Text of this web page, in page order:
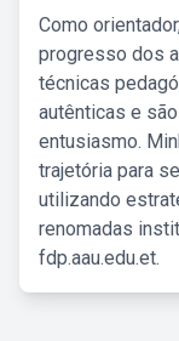
Como
progresso dos
técnicas
autênticas e
entusiasmo.
trajetória para
utilizando
renomadas
fdp.aau.edu.et.